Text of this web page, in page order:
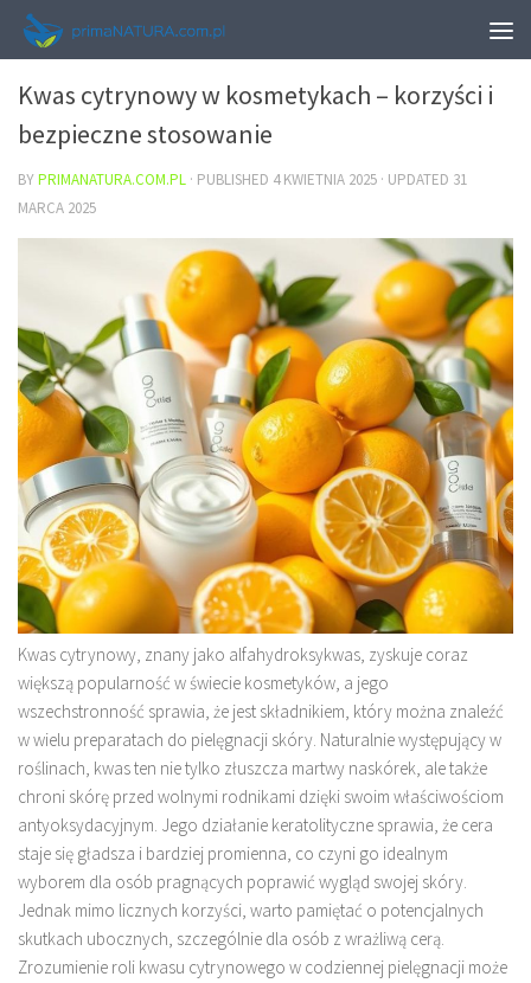
URODA
Kwas cytrynowy w kosmetykach – korzyści i
bezpieczne stosowanie
BYPRIMANATURA.COM.PL · PUBLISHED 4 KWIETNIA 2025 · UPDATED 31
MARCA 2025
Kwas cytrynowy, znany jako alfahydroksykwas, zyskuje coraz
większą popularność w świecie kosmetyków, a jego
wszechstronność sprawia, że jest składnikiem, który można znaleźć
w wielu preparatach do pielęgnacji skóry. Naturalnie występujący w
roślinach, kwas ten nie tylko złuszcza martwy naskórek, ale także
chroni skórę przed wolnymi rodnikami dzięki swoim właściwościom
antyoksydacyjnym. Jego działanie keratolityczne sprawia, że cera
staje się gładsza i bardziej promienna, co czyni go idealnym
wyborem dla osób pragnących poprawić wygląd swojej skóry.
Jednak mimo licznych korzyści, warto pamiętać o potencjalnych
skutkach ubocznych, szczególnie dla osób z wrażliwą cerą.
Zrozumienie roli kwasu cytrynowego w codziennej pielęgnacji może